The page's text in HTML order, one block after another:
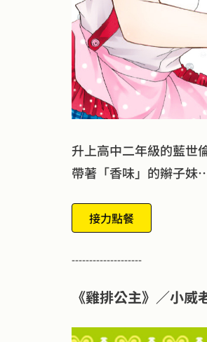
升上高中二年級的藍世
帶著「香味」的辮子
接力點餐
--------------------
《雞排公主》／小威